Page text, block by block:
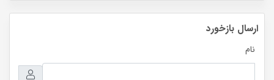
ارسال بازخورد
نام